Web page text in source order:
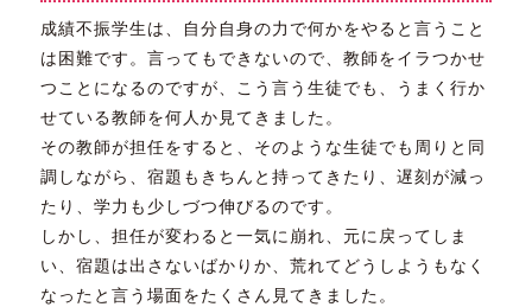
成績不振学生は、自分自身の力で何かをやると言うこと
は困難です。言ってもできないので、教師をイラつかせ
つことになるのですが、こう言う生徒でも、うまく行か
せている教師を何人か見てきました。
その教師が担任をすると、そのような生徒でも周りと同
調しながら、宿題もきちんと持ってきたり、遅刻が減っ
たり、学力も少しづつ伸びるのです。
しかし、担任が変わると一気に崩れ、元に戻ってしま
い、宿題は出さないばかりか、荒れてどうしようもなく
なったと言う場面をたくさん見てきました。